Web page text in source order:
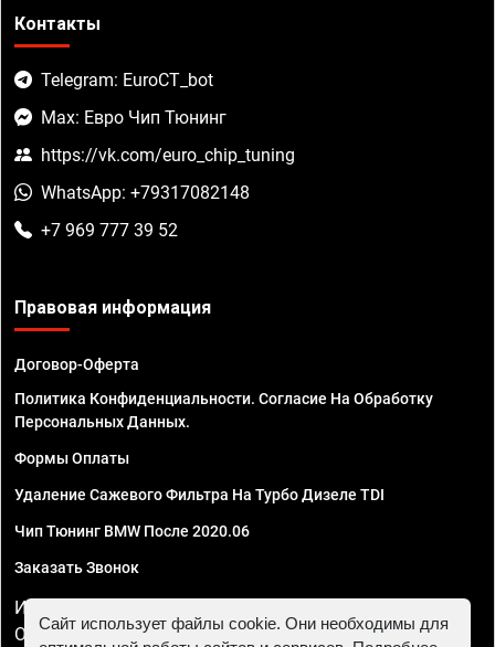
Контакты
Telegram: EuroCT_bot
Max: Евро Чип Тюнинг
https://vk.com/euro_chip_tuning
WhatsApp: +79317082148
+7 969 777 39 52
Правовая информация
Договор-Оферта
Политика Конфиденциальности. Согласие На Обработку
Персональных Данных.
Формы Оплаты
Удаление Сажевого Фильтра На Турбо Дизеле TDI
Чип Тюнинг BMW После 2020.06
Заказать Звонок
ИП Смирнов Георгий Павлович. ИНН 781302555843,
ОГРНИП 324470400032610
Сайт использует файлы cookie. Они необходимы для